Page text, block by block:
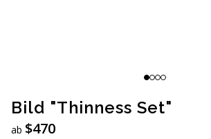
Bild "Thinness Set"
ab $470